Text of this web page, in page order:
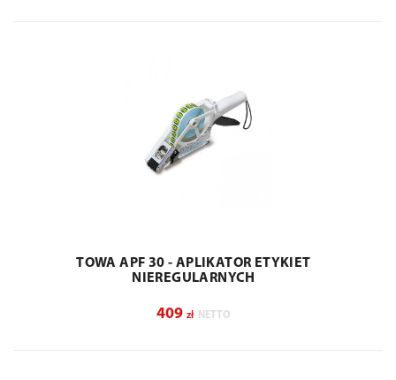
TOWA APF 30 - APLIKATOR ETYKIET
NIEREGULARNYCH
409 zł NETTO